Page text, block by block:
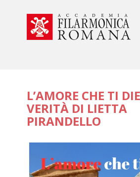
L’AMORE CHE TI
VERITÀ DI LIETTA
PIRANDELLO